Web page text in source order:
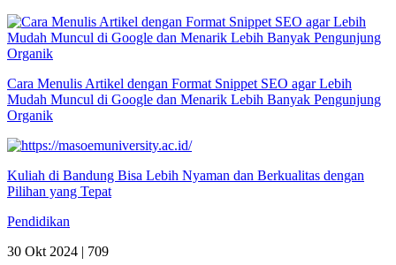
Cara Menulis Artikel dengan Format Snippet SEO agar Lebih
Mudah Muncul di Google dan Menarik Lebih Banyak Pengunjung
Organik
Kuliah di Bandung Bisa Lebih Nyaman dan Berkualitas dengan
Pilihan yang Tepat
Pendidikan
30 Okt 2024 | 709